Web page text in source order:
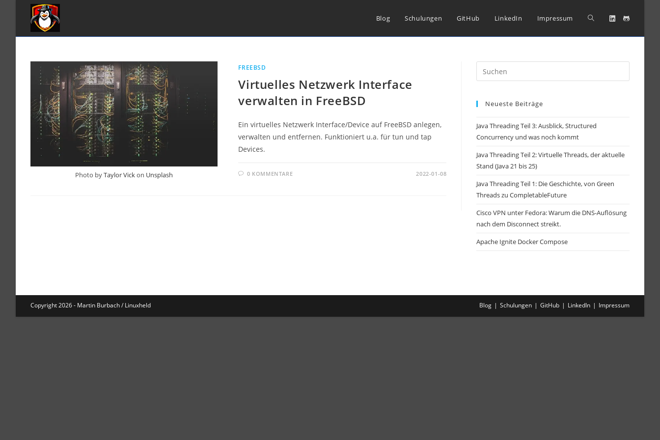
Blog Schulungen GitHub LinkedIn Impressum Website-
Photo byTaylor Vickon Unsplash
FREEBSD
Virtuelles Netzwerk Interface
verwalten in FreeBSD
Ein virtuelles Netzwerk Interface/Device auf FreeBSD anlegen,
verwalten und entfernen. Funktioniert u.a. für tun und tap
Devices.
0 KOMMENTARE 2022-01-08
Escape
Neueste Beiträge
Java Threading Teil 3: Ausblick, Structured
Concurrency und was noch kommt
Java Threading Teil 2: Virtuelle Threads, der aktuelle
Stand (Java 21 bis 25)
Java Threading Teil 1: Die Geschichte, von Green
Threads zu CompletableFuture
Cisco VPN unter Fedora: Warum die DNS-Auflösung
nach dem Disconnect streikt.
Apache Ignite Docker Compose
Blog Schulungen GitHub LinkedIn Impressum
Copyright 2026 - Martin Burbach / Linuxheld